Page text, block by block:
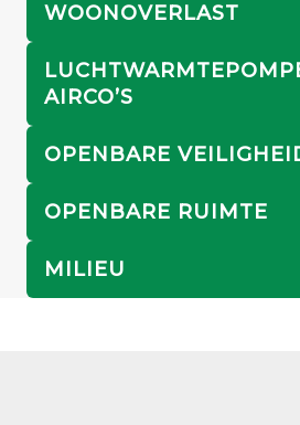
WOONOVERLAST
AIRCO’S
OPENBARE
OPENBARE RUIMTE
MILIEU